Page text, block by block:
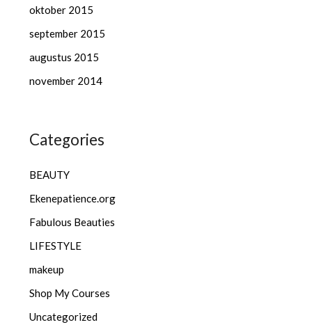
oktober 2015
september 2015
augustus 2015
november 2014
Categories
BEAUTY
Ekenepatience.org
Fabulous Beauties
LIFESTYLE
makeup
Shop My Courses
Uncategorized